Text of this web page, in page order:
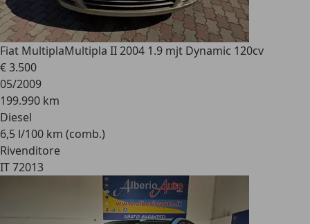
Fiat MultiplaMultipla II 2004 1.9 mjt Dynamic 120cv
€ 3.500
05/2009
199.990 km
Diesel
6,5 l/100 km (comb.)
Rivenditore
IT 72013